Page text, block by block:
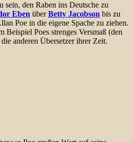
sein, den Raben ins Deutsche zu
Eben überBetty Jacobson bis zu
Poe in die eigene Spache zu ziehen.
Beispiel Poes strenges Versmaß (den
anderen Übersetzer ihrer Zeit.